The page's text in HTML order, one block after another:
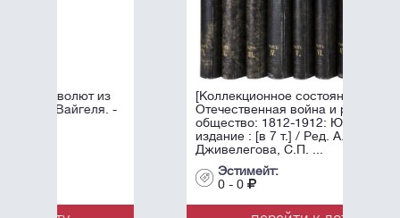
[Коллекционное состояние].
Отечественная война и русское
общество: 1812-1912: Юбилейное
издание : [в 7 т.] / Ред. А.К.
Дживелегова, С.П. ...